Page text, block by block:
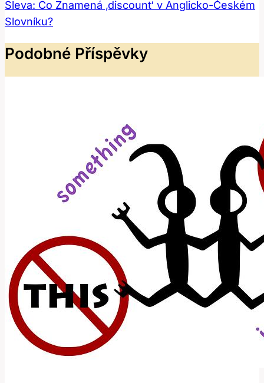
Sleva: Co Znamená ‚discount‘ v Anglicko-Českém
Slovníku?
Podobné Příspěvky